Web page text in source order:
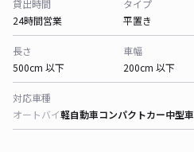
貸出時間
24時間営業
タイプ
平置き
長さ
500cm 以下
車幅
200cm 以下
対応車種
オートバイ軽自動車コンパクトカー中型車